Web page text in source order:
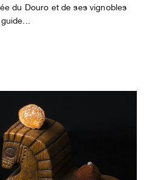
du Douro et de ses vignobles